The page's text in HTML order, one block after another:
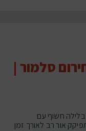
סלמור |
חשוף עם
אור רב לאורך זמן